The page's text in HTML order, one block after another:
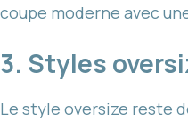
coupe moderne avec
3. Styles
Le style oversize reste